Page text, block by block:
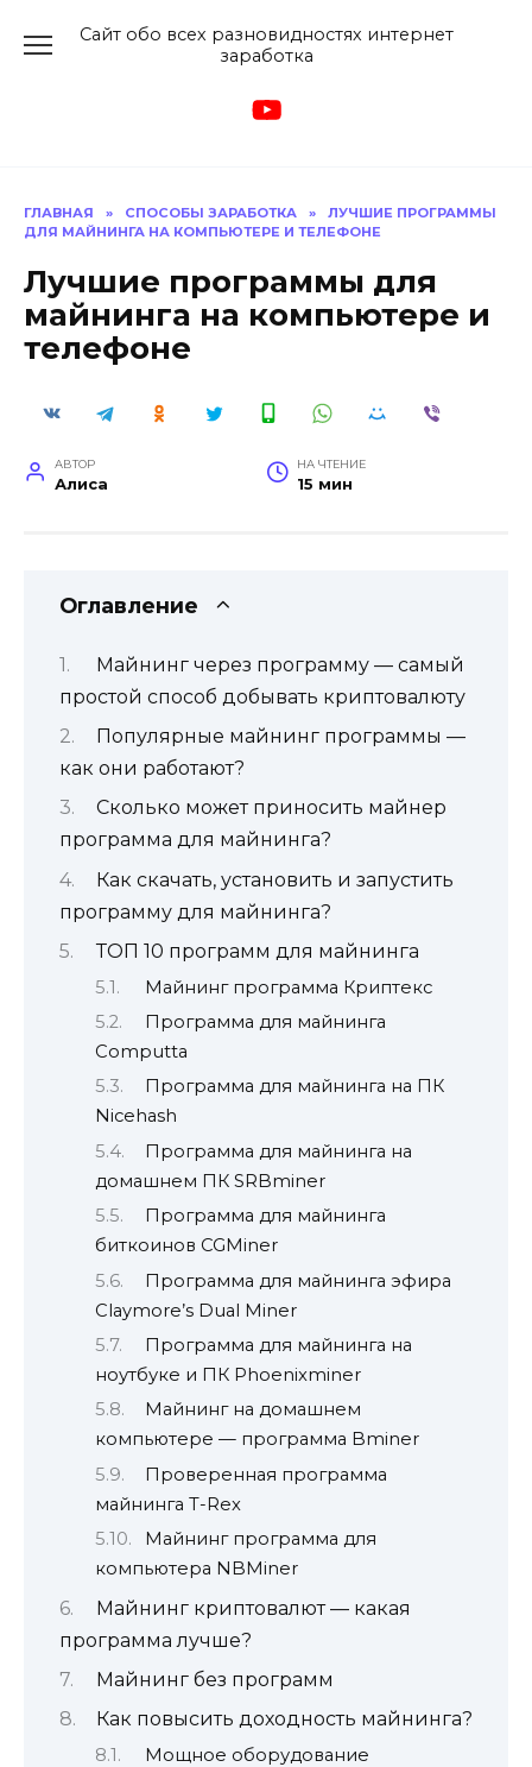
Сайт обо всех разновидностях интернет
заработка
ГЛАВНАЯ » СПОСОБЫ ЗАРАБОТКА »
ЛУЧШИЕ ПРОГРАММЫ
ДЛЯ МАЙНИНГА НА КОМПЬЮТЕРЕ И ТЕЛЕФОНЕ
Лучшие программы для
майнинга на компьютере и
телефоне
АВТОР
Алиса
НА ЧТЕНИЕ
15 мин
Оглавление
Майнинг через программу — самый
простой способ добывать криптовалюту
Популярные майнинг программы —
как они работают?
Сколько может приносить майнер
программа для майнинга?
Как скачать, установить и запустить
программу для майнинга?
ТОП 10 программ для майнинга
Майнинг программа Криптекс
Программа для майнинга
Computta
Программа для майнинга на ПК
Nicehash
Программа для майнинга на
домашнем ПК SRBminer
Программа для майнинга
биткоинов CGMiner
Программа для майнинга эфира
Claymore’s Dual Miner
Программа для майнинга на
ноутбуке и ПК Phoenixminer
Майнинг на домашнем
компьютере — программа Bminer
Проверенная программа
майнинга T-Rex
Майнинг программа для
компьютера NBMiner
Майнинг криптовалют — какая
программа лучше?
Майнинг без программ
Как повысить доходность майнинга?
Мощное оборудование